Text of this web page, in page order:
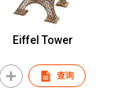
Eiffel Tower
查询